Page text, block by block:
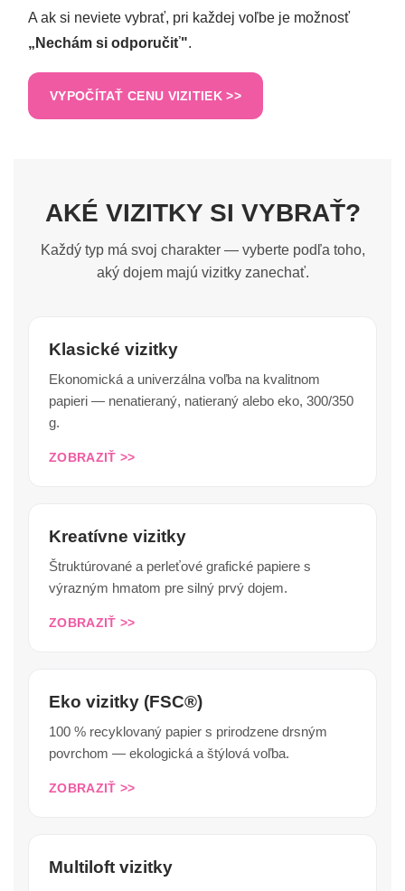
A ak si neviete vybrať, pri každej voľbe je možnosť
„Nechám si odporučiť".
VYPOČÍTAŤ CENU VIZITIEK >>
AKÉ VIZITKY SI VYBRAŤ?
Každý typ má svoj charakter — vyberte podľa toho,
aký dojem majú vizitky zanechať.
Klasické vizitky
Ekonomická a univerzálna voľba na kvalitnom
papieri — nenatieraný, natieraný alebo eko, 300/350
g.
ZOBRAZIŤ >>
Kreatívne vizitky
Štruktúrované a perleťové grafické papiere s
výrazným hmatom pre silný prvý dojem.
ZOBRAZIŤ >>
Eko vizitky (FSC®)
100 % recyklovaný papier s prirodzene drsným
povrchom — ekologická a štýlová voľba.
ZOBRAZIŤ >>
Multiloft vizitky